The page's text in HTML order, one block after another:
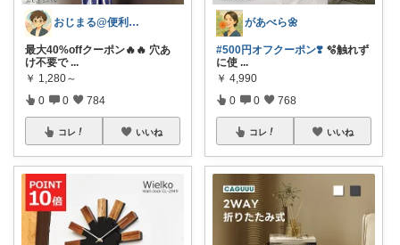
おじまる@便利雑貨🧼ファション👚
最大40%offクーポン🔥🔥 穴あ
け不要で ...
￥ 1,280～
0 0 784
コレ いいね
があべら🌼
#500円オフクーポン❣️ 🫧触れず
に使 ...
￥ 4,990
0 0 768
コレ いいね